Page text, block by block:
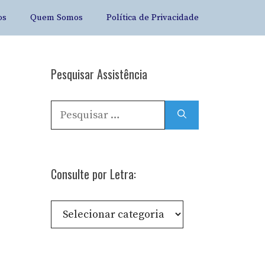
Quem Somos Política de Privacidade
Pesquisar Assistência
Pesquisar
por:
Consulte por Letra:
Consulte